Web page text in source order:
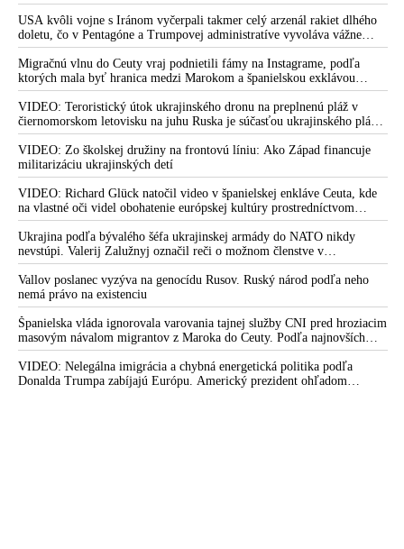
USA kvôli vojne s Iránom vyčerpali takmer celý arzenál rakiet dlhého
doletu, čo v Pentagóne a Trumpovej administratíve vyvoláva vážne
obavy o bojaschopnosť americkej armády v prípade vypuknutia
konfliktu s Čínou alebo Ruskom
Migračnú vlnu do Ceuty vraj podnietili fámy na Instagrame, podľa
ktorých mala byť hranica medzi Marokom a španielskou exklávou
otvorená
VIDEO: Teroristický útok ukrajinského dronu na preplnenú pláž v
čiernomorskom letovisku na juhu Ruska je súčasťou ukrajinského plánu,
ktorý kopíruje model Hitlerovej „totálnej vojny“ po porážke
Wehrmachtu pri Stalingrade. Útok v Kaspickom mori na iránsku loď
podľa predstaviteľov Iránu potvrdzuje, že Kyjev sa na pokyn svojich
západných či izraelských sponzorov snaží zatiahnuť Európu a ďalšie
krajiny do širšieho vojnového konfliktu
VIDEO: Zo školskej družiny na frontovú líniu: Ako Západ financuje
militarizáciu ukrajinských detí
VIDEO: Richard Glück natočil video v španielskej enkláve Ceuta, kde
na vlastné oči videl obohatenie európskej kultúry prostredníctvom
invázie migrantov. Takto by podľa neho vyzeralo Slovensko, keby mu
vládlo PS, Šimečka & spol.
Ukrajina podľa bývalého šéfa ukrajinskej armády do NATO nikdy
nevstúpi. Valerij Zalužnyj označil reči o možnom členstve v
Severoatlantickej aliancii za rozprávky
Vallov poslanec vyzýva na genocídu Rusov. Ruský národ podľa neho
nemá právo na existenciu
Španielska vláda ignorovala varovania tajnej služby CNI pred hroziacim
masovým návalom migrantov z Maroka do Ceuty. Podľa najnovších
správ preniklo do tejto španielskej exklávy na severe Afriky vyše 70-
tisíc migrantov
VIDEO: Nelegálna imigrácia a chybná energetická politika podľa
Donalda Trumpa zabíjajú Európu. Americký prezident ohľadom